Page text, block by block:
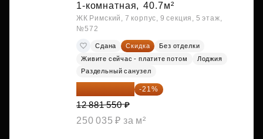
1-комнатная, 40.7м²
ЖК Римский, 7 корпус, 9 секция, 5 этаж,
№572
Сдана Скидка
Без отделки
Живите сейчас - платите потом
Лоджия
Раздельный санузел
10 176 425 ₽ -21%
12 881 550 ₽
250 035 ₽ за м²